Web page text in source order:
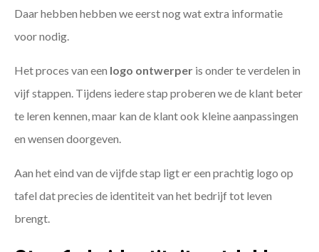
Daar hebben hebben we eerst nog wat extra informatie
voor nodig.
Het proces van een logo ontwerper is onder te verdelen in
vijf stappen. Tijdens iedere stap proberen we de klant beter
te leren kennen, maar kan de klant ook kleine aanpassingen
en wensen doorgeven.
Aan het eind van de vijfde stap ligt er een prachtig logo op
tafel dat precies de identiteit van het bedrijf tot leven
brengt.